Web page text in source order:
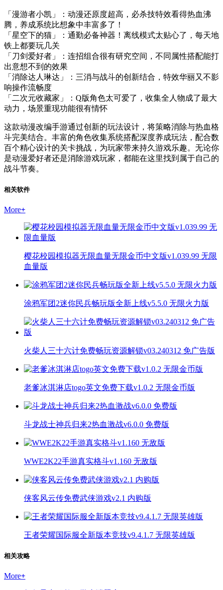
「漫游者小凯」：动漫还原度超高，必杀技特效看得热血沸
腾，养成系统比想象中丰富多了！
「星空下的猫」：通勤必备神器！离线模式太贴心了，每天地
铁上都要玩几关
「刀剑爱好者」：连招组合很有研究空间，不同属性搭配能打
出意想不到的效果
「消除达人琳达」：三消与战斗的创新结合，特效华丽又不影
响操作流畅度
「二次元收藏家」：Q版角色太可爱了，收集全人物成了最大
动力，场景重现功能很有情怀
这款动漫改编手游通过创新的玩法设计，将策略消除与热血格
斗完美结合。丰富的角色收集系统搭配深度养成玩法，配合数
百个精心设计的关卡挑战，为玩家带来持久游戏乐趣。无论你
是动漫爱好者还是消除游戏玩家，都能在这里找到属于自己的
战斗节奏。
相关软件
More+
樱花校园模拟器无限血量无限金币中文版v1.039.99 无限
血量版
涂鸦军团2迷你民兵畅玩版全新上线v5.5.0 无限火力版
火柴人三十六计免费畅玩资源解锁v03.240312 免广告版
老爹冰淇淋店togo英文免费下载v1.0.2 无限金币版
斗龙战士神兵归来2热血激战v6.0.0 免费版
WWE2K22手游真实格斗v1.160 无敌版
侠客风云传免费武侠游戏v2.1 内购版
王者荣耀国际服全新版本竞技v9.4.1.7 无限英雄版
相关攻略
More+